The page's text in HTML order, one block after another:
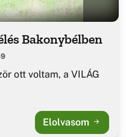
Bakonybélben
ott voltam, a VILÁG
Elolvasom